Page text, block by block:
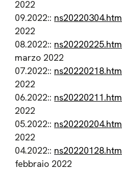
2022
09.2022:: ns20220304.htm
2022
08.2022:: ns20220225.htm
marzo 2022
07.2022:: ns20220218.htm
2022
06.2022:: ns20220211.htm
2022
05.2022:: ns20220204.htm
2022
04.2022:: ns20220128.htm
febbraio 2022